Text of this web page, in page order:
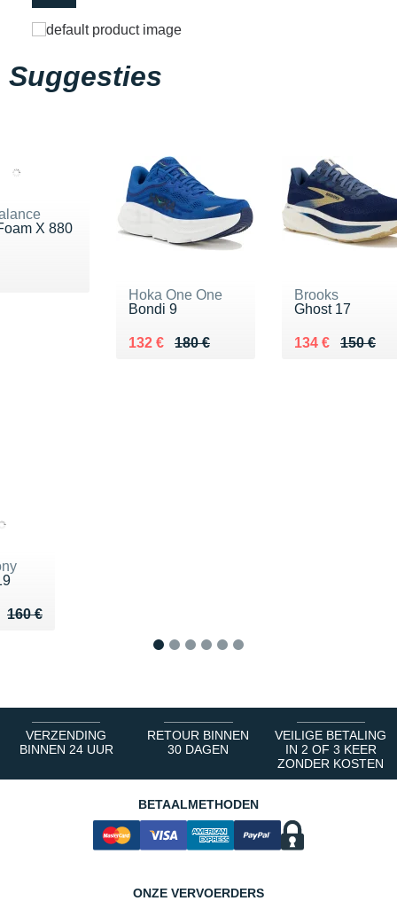
Suggesties
X 880
Hoka One One
Bondi 9
180 €
Au lieu de 180 €
132 €
Vendu 132 €
Brooks
Ghost 17
150 €
Au lieu de 150
134 €
Vendu 134 €
160 €
de 160 €
112 €
VERZENDING
BINNEN 24 UUR
RETOUR BINNEN
30 DAGEN
VEILIGE BETALING
IN 2 OF 3 KEER
ZONDER KOSTEN
BETAALMETHODEN
ONZE VERVOERDERS